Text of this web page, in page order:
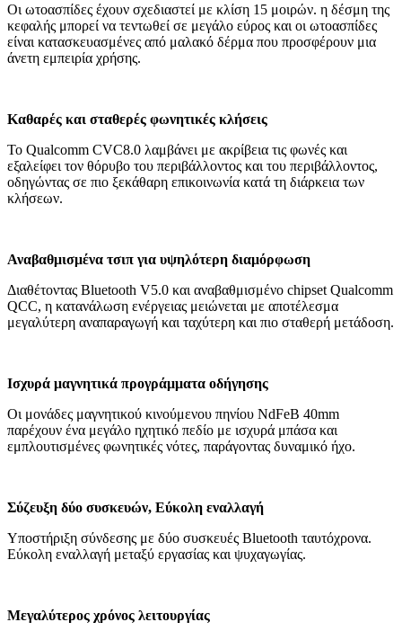
Οι ωτοασπίδες έχουν σχεδιαστεί με κλίση 15 μοιρών. η δέσμη της
κεφαλής μπορεί να τεντωθεί σε μεγάλο εύρος και οι ωτοασπίδες
είναι κατασκευασμένες από μαλακό δέρμα που προσφέρουν μια
άνετη εμπειρία χρήσης.
Καθαρές και σταθερές φωνητικές κλήσεις
Το Qualcomm CVC8.0 λαμβάνει με ακρίβεια τις φωνές και
εξαλείφει τον θόρυβο του περιβάλλοντος και του περιβάλλοντος,
οδηγώντας σε πιο ξεκάθαρη επικοινωνία κατά τη διάρκεια των
κλήσεων.
Αναβαθμισμένα τσιπ για υψηλότερη διαμόρφωση
Διαθέτοντας Bluetooth V5.0 και αναβαθμισμένο chipset Qualcomm
QCC, η κατανάλωση ενέργειας μειώνεται με αποτέλεσμα
μεγαλύτερη αναπαραγωγή και ταχύτερη και πιο σταθερή μετάδοση.
Ισχυρά μαγνητικά προγράμματα οδήγησης
Οι μονάδες μαγνητικού κινούμενου πηνίου NdFeB 40mm
παρέχουν ένα μεγάλο ηχητικό πεδίο με ισχυρά μπάσα και
εμπλουτισμένες φωνητικές νότες, παράγοντας δυναμικό ήχο.
Σύζευξη δύο συσκευών, Εύκολη εναλλαγή
Υποστήριξη σύνδεσης με δύο συσκευές Bluetooth ταυτόχρονα.
Εύκολη εναλλαγή μεταξύ εργασίας και ψυχαγωγίας.
Μεγαλύτερος χρόνος λειτουργίας